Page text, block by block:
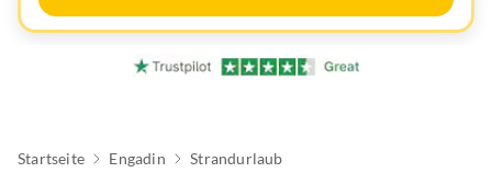
Startseite Engadin Strandurlaub